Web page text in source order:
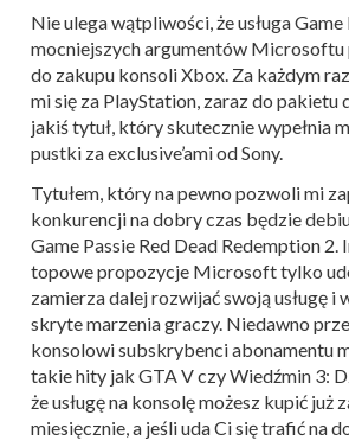
Nie ulega wątpliwości, że usługa Game
mocniejszych argumentów Microsoftu
do zakupu konsoli Xbox. Za każdym
mi się za PlayStation, zaraz do pakietu
jakiś tytuł, który skutecznie wypełnia
pustki za exclusive’ami od Sony.
Tytułem, który na pewno pozwoli mi
konkurencji na dobry czas będzie
Game Passie Red Dead Redemption
topowe propozycje Microsoft tylko
zamierza dalej rozwijać swoją usługę i
skryte marzenia graczy. Niedawno
konsolowi subskrybenci abonamentu
takie hity jak GTA V czy Wiedźmin 3:
że usługę na konsolę możesz kupić już
miesięcznie, a jeśli uda Ci się trafić na